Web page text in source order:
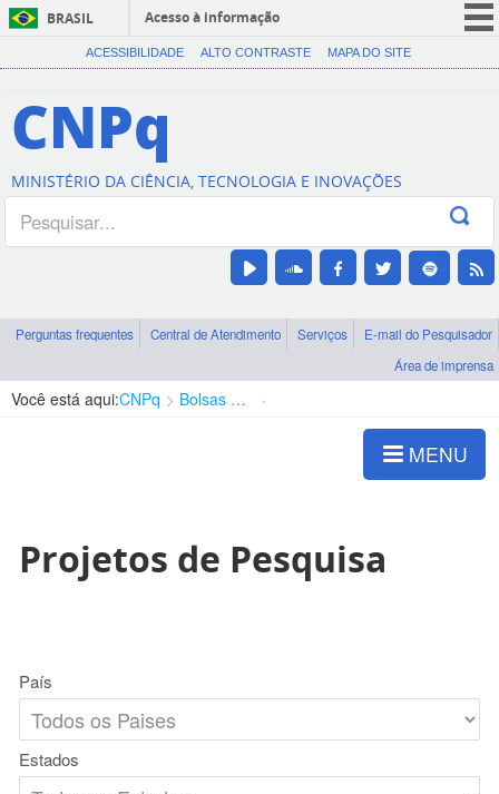
BRASIL
Acesso à informação
CORONAVÍRUS (COVID-19)
Canais
ACESSIBILIDADE ALTO CONTRASTE MAPA DO SITE
CNPq
MINISTÉRIO DA CIÊNCIA, TECNOLOGIA E INOVAÇÕES
Perguntas frequentes Central de Atendimento Serviços
E-mail do Pesquisador
Área de imprensa
Você está aqui:CNPq Bolsas e Auxílios Vigentes
MENU
Projetos de Pesquisa
País
Estados